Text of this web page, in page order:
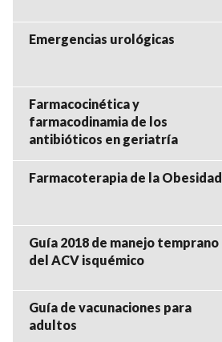
Emergencias urológicas
Farmacocinética y
farmacodinamia de los
antibióticos en geriatría
Farmacoterapia de la Obesidad
Guía 2018 de manejo temprano
del ACV isquémico
Guía de vacunaciones para
adultos